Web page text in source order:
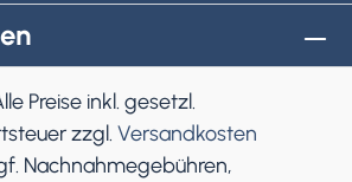
Preise inkl. gesetzl.
zzgl. Versandkosten
Nachnahmegebühren,